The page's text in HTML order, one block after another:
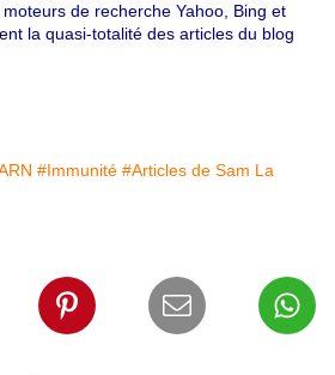
de recherche Yahoo, Bing et
la quasi-totalité des articles du blog
#Immunité #Articles de Sam La